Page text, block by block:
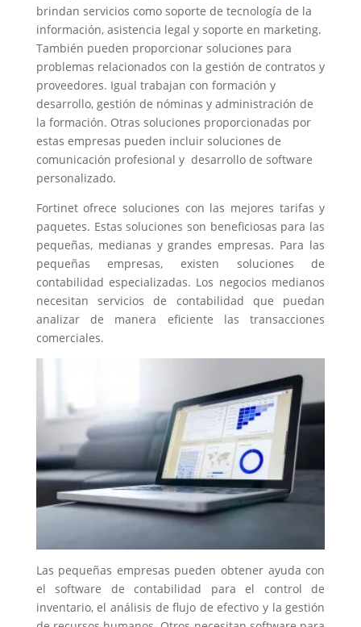
brindan servicios como soporte de tecnología de la
información, asistencia legal y soporte en marketing.
También pueden proporcionar soluciones para
problemas relacionados con la gestión de contratos y
proveedores. Igual trabajan con formación y
desarrollo, gestión de nóminas y administración de
la formación. Otras soluciones proporcionadas por
estas empresas pueden incluir soluciones de
comunicación profesional y desarrollo de software
personalizado.
Fortinet ofrece soluciones con las mejores tarifas y
paquetes. Estas soluciones son beneficiosas para las
pequeñas, medianas y grandes empresas. Para las
pequeñas empresas, existen soluciones de
contabilidad especializadas. Los negocios medianos
necesitan servicios de contabilidad que puedan
analizar de manera eficiente las transacciones
comerciales.
Las pequeñas empresas pueden obtener ayuda con
el software de contabilidad para el control de
inventario, el análisis de flujo de efectivo y la gestión